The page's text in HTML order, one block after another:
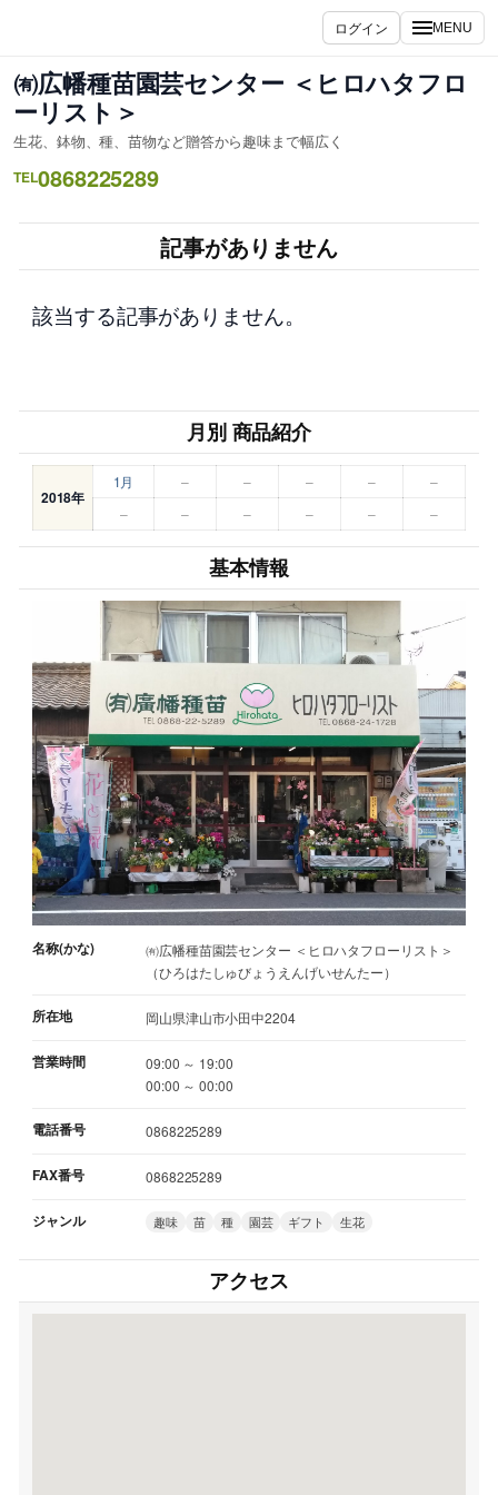
を
ス
キ
ッ
プ
ログイン MENU
㈲広幡種苗園芸センター ＜ヒロハタフロ
ーリスト＞
生花、鉢物、種、苗物など贈答から趣味まで幅広く
TEL0868225289
記事がありません
該当する記事がありません。
月別 商品紹介
2018年
1月 – – – –
–
–
– – – – –
基本情報
名称(かな)
㈲広幡種苗園芸センター ＜ヒロハタフローリスト＞
（ひろはたしゅびょうえんげいせんたー）
所在地 岡山県津山市小田中2204
営業時間
09:00 ～ 19:00
00:00 ～ 00:00
電話番号 0868225289
FAX番号 0868225289
ジャンル 趣味 苗 種 園芸 ギフト 生花
アクセス